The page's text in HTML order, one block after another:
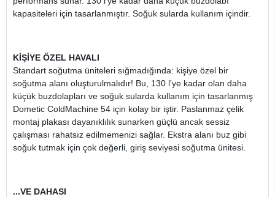
kapasiteleri için tasarlanmıştır. Soğuk sularda kullanım içindir.
KİŞİYE ÖZEL HAVALI
Standart soğutma üniteleri sığmadığında: kişiye özel bir
soğutma alanı oluşturulmalıdır! Bu, 130 l'ye kadar olan daha
küçük buzdolapları ve soğuk sularda kullanım için tasarlanmış
Dometic ColdMachine 54 için kolay bir iştir. Paslanmaz çelik
montaj plakası dayanıklılık sunarken güçlü ancak sessiz
çalışması rahatsız edilmemenizi sağlar. Ekstra alanı buz gibi
soğuk tutmak için çok değerli, giriş seviyesi soğutma ünitesi.
...VE DAHASI